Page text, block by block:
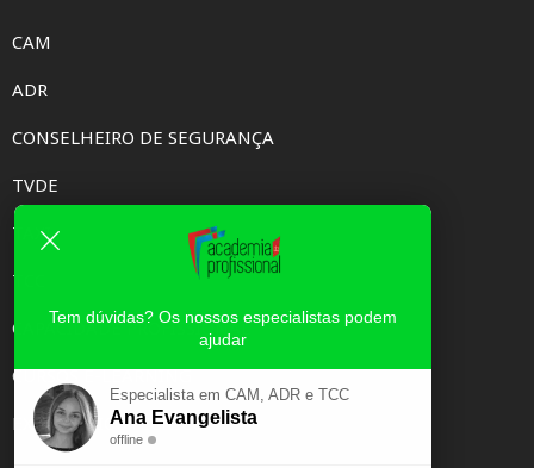
CAM
ADR
CONSELHEIRO DE SEGURANÇA
TVDE
TAXI
TCC
CAPACIDADE PROFISSIONAL
CURSOS E-LEARNING
EXAME PSICOTÉCNICO
Tem dúvidas? Os nossos especialistas podem
ajudar
Especialista em CAM, ADR e TCC
Ana Evangelista
offline